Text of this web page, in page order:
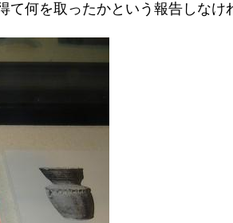
何を取ったかという報告しなけ